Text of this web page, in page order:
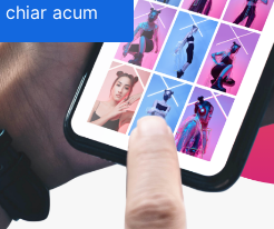
acum